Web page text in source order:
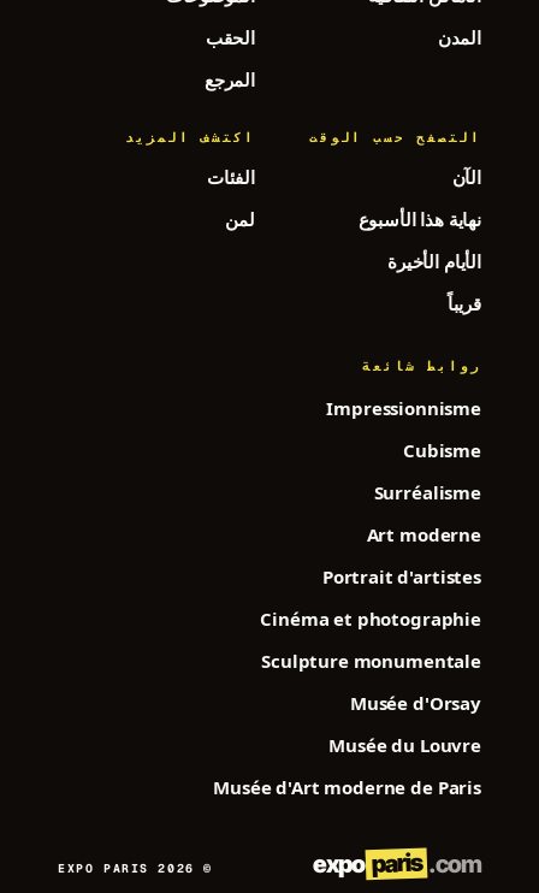
المدن
الحقب
المرجع
التصفح حسب الوقت
الآن
نهاية هذا الأسبوع
الأيام الأخيرة
قريباً
اكتشف المزيد
الفئات
لمن
روابط شائعة
Impressionnisme
Cubisme
Surréalisme
Art moderne
Portrait d'artistes
Cinéma et photographie
Sculpture monumentale
Musée d'Orsay
Musée du Louvre
Musée d'Art moderne de Paris
expo paris.com
© 2026 EXPO PARIS